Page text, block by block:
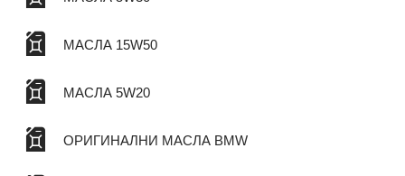
МАСЛА 15W50
МАСЛА 5W20
ОРИГИНАЛНИ МАСЛА BMW